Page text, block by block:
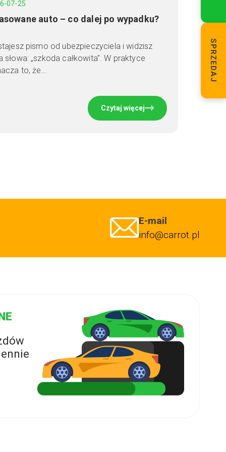
07-25
auto – co dalej po wypadku?
pismo od ubezpieczyciela i widzisz
słowa: „szkoda całkowita". W praktyce
to, że…
Czytaj więcej
SPRZEDAJ
E-mail
info@carrot.pl